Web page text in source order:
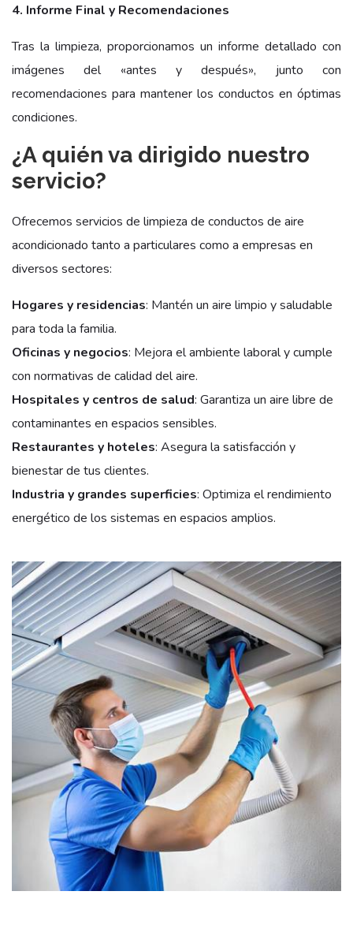
4. Informe Final y Recomendaciones
Tras la limpieza, proporcionamos un informe detallado con
imágenes del «antes y después», junto con
recomendaciones para mantener los conductos en óptimas
condiciones.
¿A quién va dirigido nuestro
servicio?
Ofrecemos servicios de limpieza de conductos de aire
acondicionado tanto a particulares como a empresas en
diversos sectores:
Hogares y residencias: Mantén un aire limpio y saludable
para toda la familia.
Oficinas y negocios: Mejora el ambiente laboral y cumple
con normativas de calidad del aire.
Hospitales y centros de salud: Garantiza un aire libre de
contaminantes en espacios sensibles.
Restaurantes y hoteles: Asegura la satisfacción y
bienestar de tus clientes.
Industria y grandes superficies: Optimiza el rendimiento
energético de los sistemas en espacios amplios.